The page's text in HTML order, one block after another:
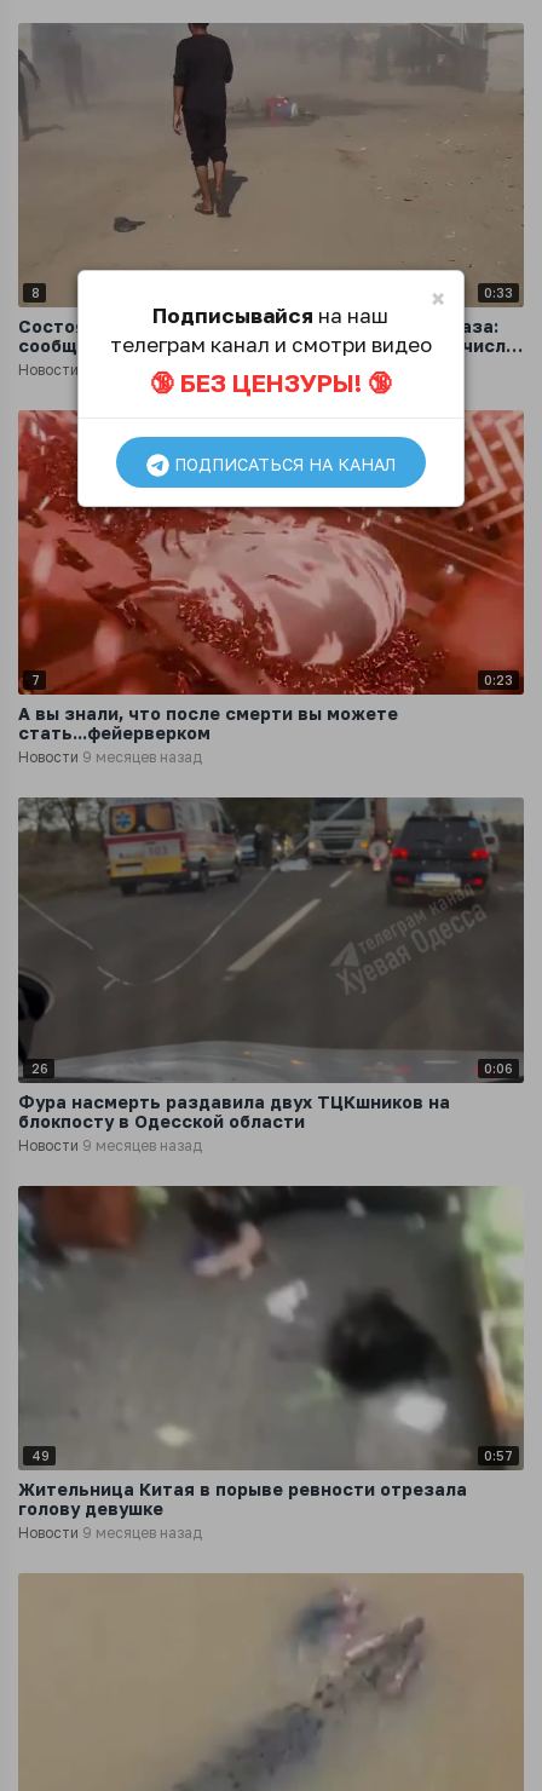
8 0:33
Состоялось ещё несколько ударов по сектору Газа:
сообщается о погибших мирных жителях, в том числе
детях
Новости 9 месяцев назад
7 0:23
А вы знали, что после смерти вы можете
стать...фейерверком
Новости 9 месяцев назад
26 0:06
Фура насмерть раздавила двух ТЦКшников на
блокпосту в Одесской области
Новости 9 месяцев назад
49 0:57
Жительница Китая в порыве ревности отрезала
голову девушке
Новости 9 месяцев назад
×
Подписывайся на наш
телеграм канал и смотри видео
🔞 БЕЗ ЦЕНЗУРЫ! 🔞
ПОДПИСАТЬСЯ НА КАНАЛ